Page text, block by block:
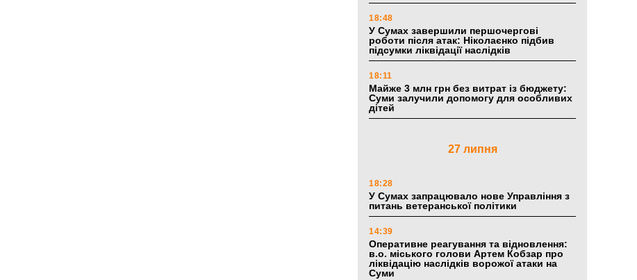
18:48
У Сумах завершили першочергові
роботи після атак: Ніколаєнко підбив
підсумки ліквідації наслідків
18:11
Майже 3 млн грн без витрат із бюджету:
Суми залучили допомогу для особливих
дітей
27 липня
18:28
У Сумах запрацювало нове Управління з
питань ветеранської політики
14:39
Оперативне реагування та відновлення:
в.о. міського голови Артем Кобзар про
ліквідацію наслідків ворожої атаки на
Суми